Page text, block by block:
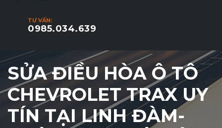
TƯ VẤN:
0985.034.639
SỬA ĐIỀU HÒA Ô TÔ
CHEVROLET TRAX UY
TÍN TẠI LINH ĐÀM-